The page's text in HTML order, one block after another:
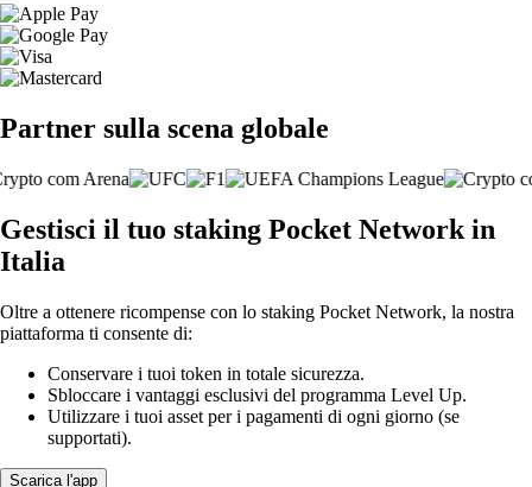
Partner sulla scena globale
Gestisci il tuo staking Pocket Network in
Italia
Oltre a ottenere ricompense con lo staking Pocket Network, la nostra
piattaforma ti consente di:
Conservare i tuoi token in totale sicurezza.
Sbloccare i vantaggi esclusivi del programma Level Up.
Utilizzare i tuoi asset per i pagamenti di ogni giorno (se
supportati).
Scarica l'app